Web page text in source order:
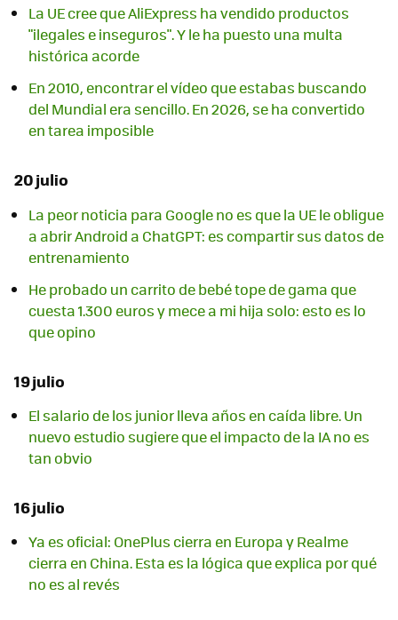
La UE cree que AliExpress ha vendido productos
"ilegales e inseguros". Y le ha puesto una multa
histórica acorde
En 2010, encontrar el vídeo que estabas buscando
del Mundial era sencillo. En 2026, se ha convertido
en tarea imposible
20 julio
La peor noticia para Google no es que la UE le obligue
a abrir Android a ChatGPT: es compartir sus datos de
entrenamiento
He probado un carrito de bebé tope de gama que
cuesta 1.300 euros y mece a mi hija solo: esto es lo
que opino
19 julio
El salario de los junior lleva años en caída libre. Un
nuevo estudio sugiere que el impacto de la IA no es
tan obvio
16 julio
Ya es oficial: OnePlus cierra en Europa y Realme
cierra en China. Esta es la lógica que explica por qué
no es al revés